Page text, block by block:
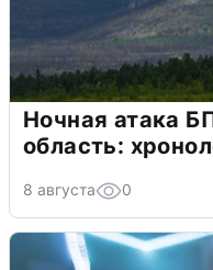
Ночная атака
область:
8 августа 0